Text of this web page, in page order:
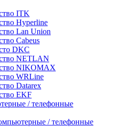
ITK
Hyperline
Lan Union
Cabeus
DKC
NETLAN
NIKOMAX
WRLine
Datarex
EKF
/ телефонные
/ телефонные